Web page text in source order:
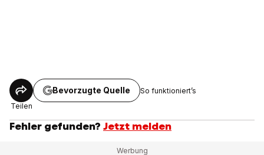
Teilen
Bevorzugte Quelle So funktioniert’s
Fehler gefunden? Jetzt melden